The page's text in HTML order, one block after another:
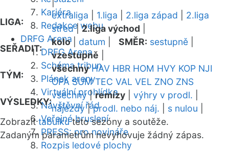
Kariéra
Redakce webu
DRFG Arena
DRFG Arena
Schéma tribun
Plánek areny
Virtuální prohlídka
Návštěvní řád
Veřejné bruslení
PRESS: pro novináře
Rozpis ledové plochy
LIGA:
extraliga 1.liga 2.liga západ
2.liga
střed|2.liga východ
SEŘADIT:
kolo| datum SMĚR: sestupně
vzestupně
TÝM:
všechny HAV HBR HOM HVY KOP NJI
OPA SUM TEC VAL VEL ZNO ZNS
VÝSLEDKY:
všechny|remízy výhry v prodl.
nájezdy|prodl. nebo náj. s nulou
Zobrazittabulkutéto sezóny a soutěže.
Zadaným parametrům nevyhovuje žádný zápas.